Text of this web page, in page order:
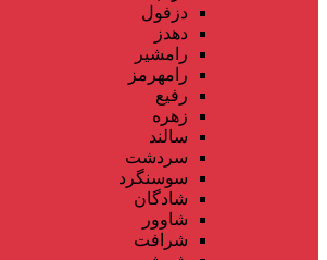
دزفول
دهدز
رامشیر
رامهرمز
رفیع
زهره
سالند
سردشت
سوسنگرد
شادگان
شاوور
شرافت